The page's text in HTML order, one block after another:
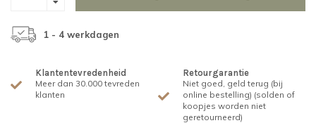
1 - 4 werkdagen
Klantentevredenheid
Meer dan 30.000 tevreden
klanten
Retourgarantie
Niet goed, geld terug (bij
online bestelling) (solden of
koopjes worden niet
geretourneerd)